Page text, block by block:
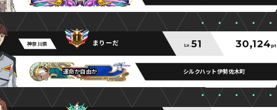
神奈川県 まりーだ Lv.51 30,124pt
運命か自由か
運命か自由か
運命か自由か シルクハット伊勢佐木町